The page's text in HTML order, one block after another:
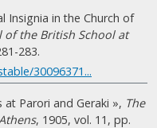
Insignia in the Church of
of the British School at
283.
30096371...
at Parori and Geraki », The
, 1905, vol. 11, pp.